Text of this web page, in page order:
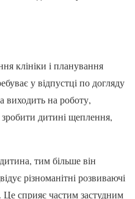
клініки і планування
у відпустці по догляду
виходить на роботу,
дитині щеплення,
тим більше він
різноманітні розвиваючі
сприяє частим застудним